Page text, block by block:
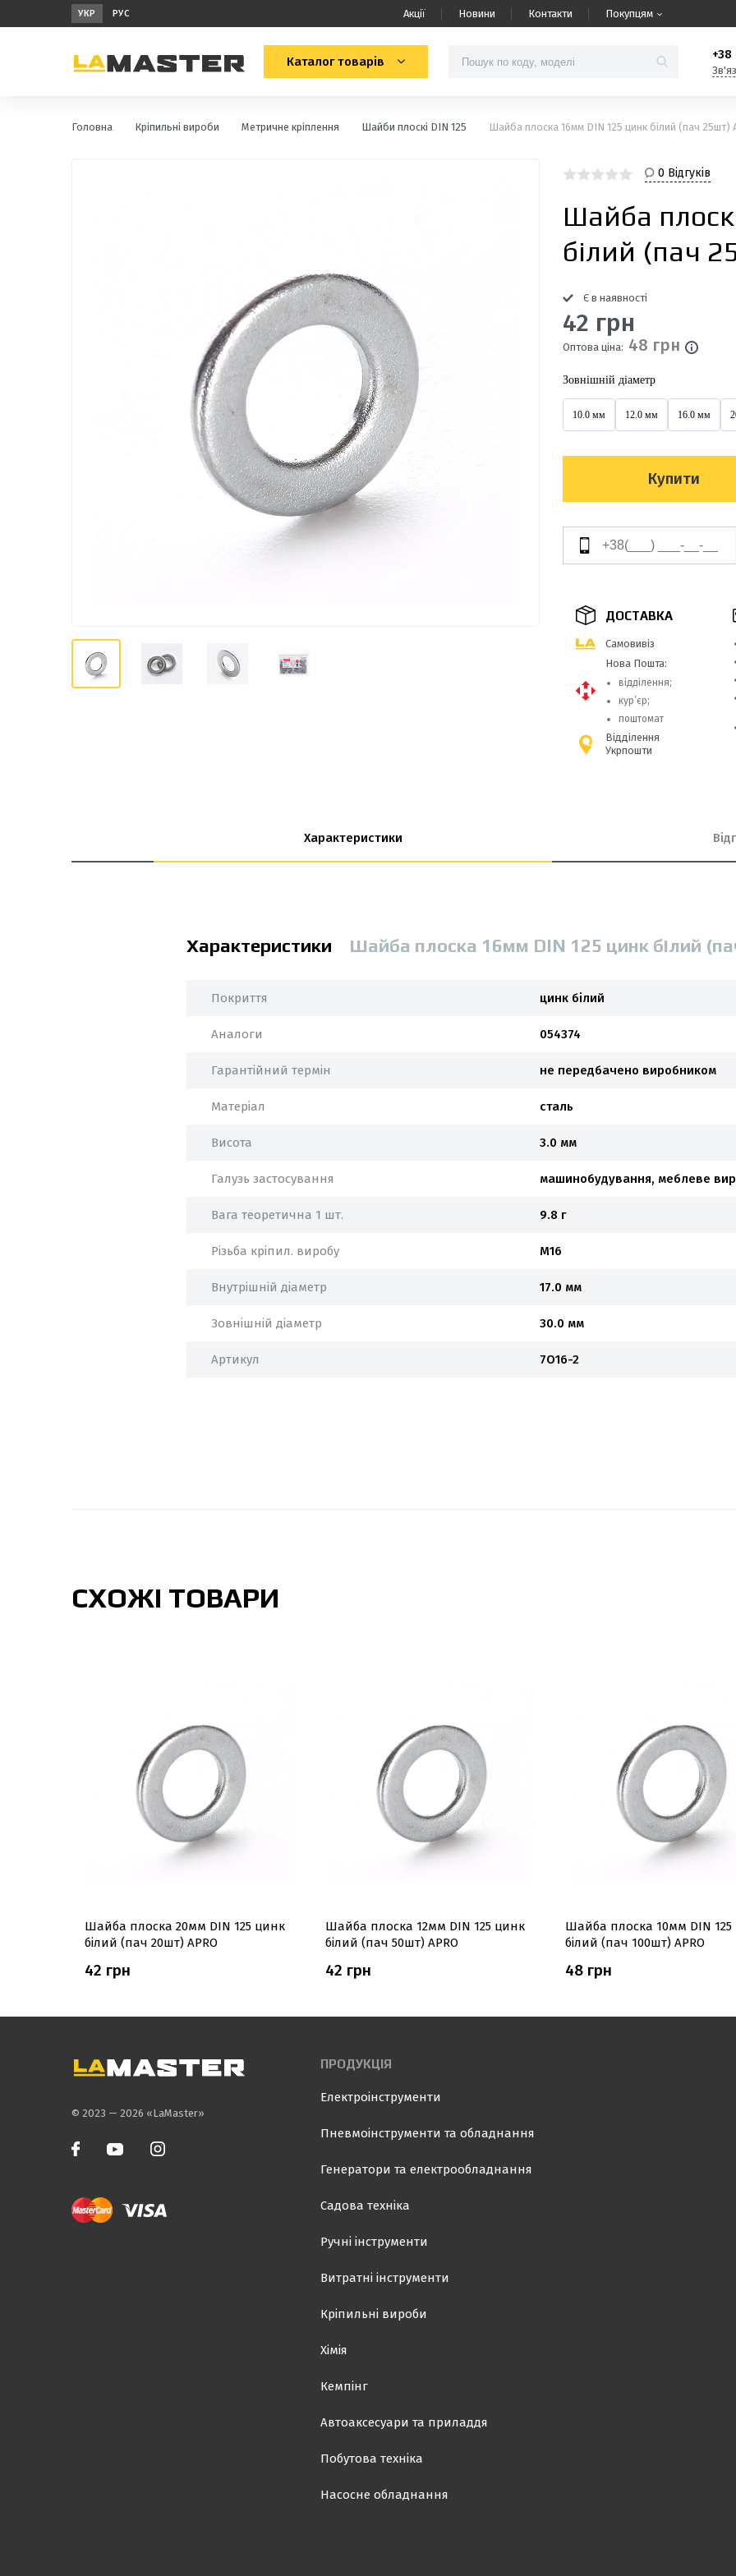
УКР РУС Акції Новини Контакти Покупцям
Каталог товарів
+38
Головна Кріпильні вироби Метричне кріплення Шайби плоскі DIN 125 Шайба плоска 16мм DIN 125 цинк білий (пач 25шт)
0 Відгуків
Шайба
білий (пач
Є в наявності
42 грн
Оптова ціна: 48 грн
Зовнішній діаметр
10.0 мм 12.0 мм 16.0 мм
Купити
ДОСТАВКА
Самовивіз
Нова Пошта:
відділення;
кур’єр;
поштомат
Відділення
Укрпошти
Характеристики
Характеристики Шайба плоска 16мм DIN 125 цинк білий
Покриття цинк білий
Аналоги 054374
Гарантійний термін не передбачено виробником
Матеріал сталь
Висота 3.0 мм
Галузь застосування машинобудування, меблеве
Вага теоретична 1 шт. 9.8 г
Різьба кріпил. виробу М16
Внутрішній діаметр 17.0 мм
Зовнішній діаметр 30.0 мм
Артикул 7O16-2
СХОЖІ ТОВАРИ
Шайба плоска 20мм DIN 125 цинк
білий (пач 20шт) APRO
42 грн
Шайба плоска 12мм DIN 125 цинк
білий (пач 50шт) APRO
42 грн
Шайба плоска 10мм DIN 125
білий (пач 100шт) APRO
48 грн
© 2023 — 2026 «LaMaster»
ПРОДУКЦІЯ
Електроінструменти
Пневмоінструменти та обладнання
Генератори та електрообладнання
Садова техніка
Ручні інструменти
Витратні інструменти
Кріпильні вироби
Хімія
Кемпінг
Автоаксесуари та приладдя
Побутова техніка
Насосне обладнання